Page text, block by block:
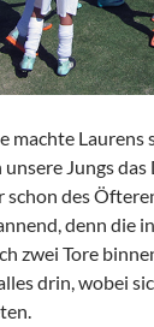
machte Laurens
Jungs
schon des
denn die
zwei Tore
drin, wobei